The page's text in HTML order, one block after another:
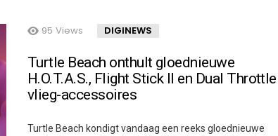
95 Views DIGINEWS
Turtle Beach onthult gloednieuwe
H.O.T.A.S., Flight Stick II en Dual Throttle
vlieg-accessoires
Turtle Beach kondigt vandaag een reeks gloednieuwe